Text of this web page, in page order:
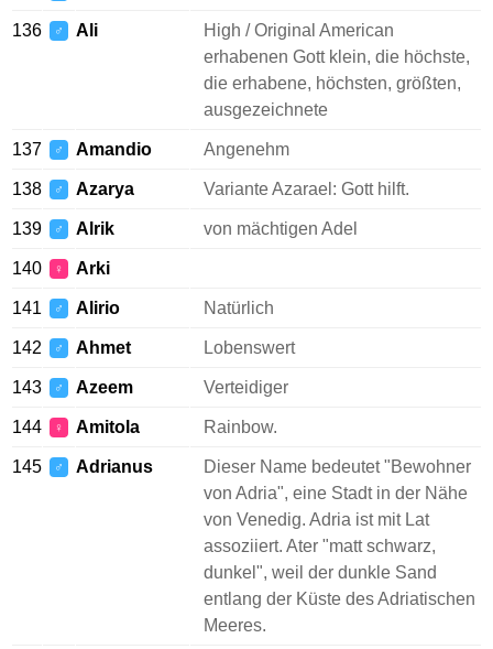
136 ♂ Ali
High / Original American
erhabenen Gott klein, die höchste,
die erhabene, höchsten, größten,
ausgezeichnete
137 ♂ Amandio Angenehm
138 ♂ Azarya Variante Azarael: Gott hilft.
139 ♂ Alrik von mächtigen Adel
140 ♀ Arki
141 ♂ Alirio Natürlich
142 ♂ Ahmet Lobenswert
143 ♂ Azeem Verteidiger
144 ♀ Amitola Rainbow.
145 ♂ Adrianus
Dieser Name bedeutet "Bewohner
von Adria", eine Stadt in der Nähe
von Venedig. Adria ist mit Lat
assoziiert. Ater "matt schwarz,
dunkel", weil der dunkle Sand
entlang der Küste des Adriatischen
Meeres.